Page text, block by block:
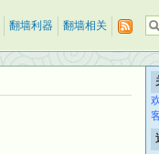
翻墙利器 翻墙相关